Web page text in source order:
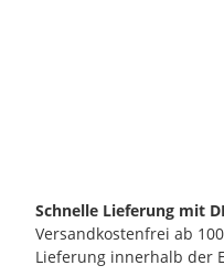
Schnelle Lieferung mit
Versandkostenfrei ab
Lieferung innerhalb der